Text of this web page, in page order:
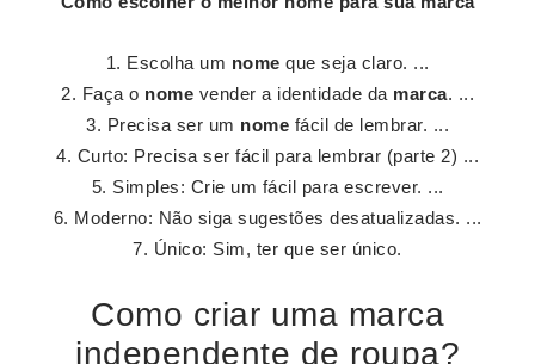
Escolha um nome que seja claro. ...
Faça o nome vender a identidade da marca. ...
Precisa ser um nome fácil de lembrar. ...
Curto: Precisa ser fácil para lembrar (parte 2) ...
Simples: Crie um fácil para escrever. ...
Moderno: Não siga sugestões desatualizadas. ...
Único: Sim, ter que ser único.
Como criar uma marca
independente de roupa?